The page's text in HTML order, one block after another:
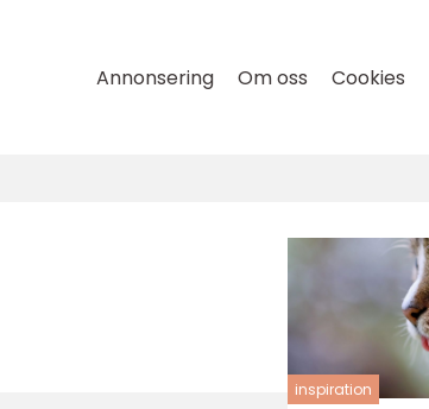
Annonsering Om oss Cookies
inspiration